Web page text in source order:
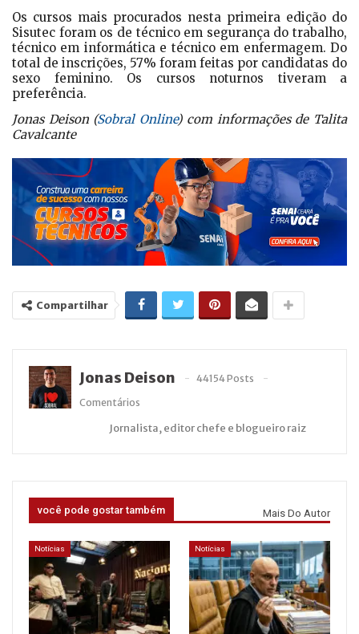
Os cursos mais procurados nesta primeira edição do
Sisutec foram os de técnico em segurança do trabalho,
técnico em informática e técnico em enfermagem. Do
total de inscrições, 57% foram feitas por candidatas do
sexo feminino. Os cursos noturnos tiveram a
preferência.
Jonas Deison (Sobral Online) com informações de Talita
Cavalcante
Compartilhar
Jonas Deison
44154 Posts
Comentários
Jornalista, editor chefe e blogueiro raiz
você pode gostar também Mais Do Autor
Notícias Notícias